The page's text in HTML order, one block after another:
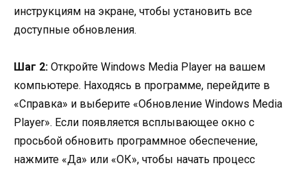
инструкциям на экране, чтобы установить все
доступные обновления.
Шаг 2: Откройте Windows Media Player на вашем
компьютере. Находясь в программе, перейдите в
«Справка» и выберите «Обновление Windows Media
Player». Если появляется всплывающее окно с
просьбой обновить программное обеспечение,
нажмите «Да» или «ОК», чтобы начать процесс